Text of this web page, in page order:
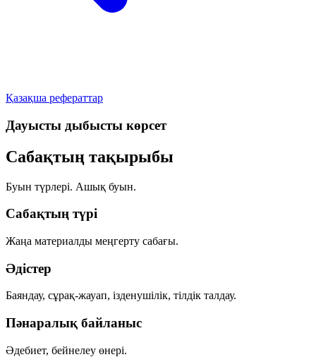
Қазақша рефераттар
Дауысты дыбысты көрсет
Сабақтың тақырыбы
Буын түрлері. Ашық буын.
Сабақтың түрі
Жаңа материалды меңгерту сабағы.
Әдістер
Баяндау, сұрақ-жауап, ізденушілік, тілдік талдау.
Пәнаралық байланыс
Әдебиет, бейнелеу өнері.